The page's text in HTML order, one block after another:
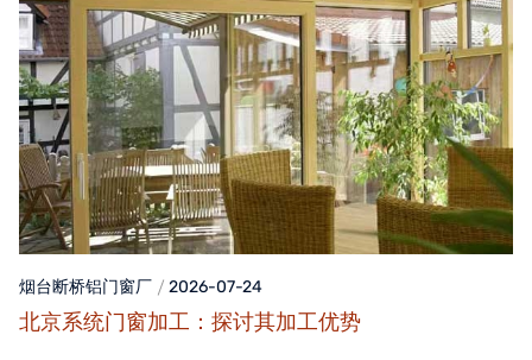
烟台断桥铝门窗厂 2026-07-24
北京系统门窗加工：探讨其加工优势